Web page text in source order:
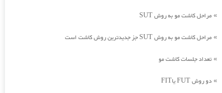
» مراحل کاشت مو به روش SUT
» مراحل کاشت مو به روش SUT جز جدیدترین روش کاشت است
» تعداد جلسات کاشت مو
» دو روش FUT یاFIT